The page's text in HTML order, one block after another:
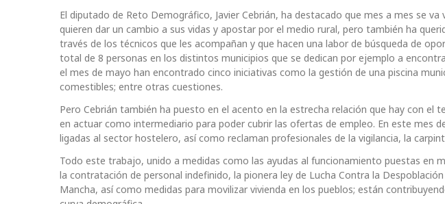
El diputado de Reto Demográfico, Javier Cebrián, ha destacado que mes a mes se
quieren dar un cambio a sus vidas y apostar por el medio rural, pero también ha
través de los técnicos que les acompañan y que hacen una labor de búsqueda de
total de 8 personas en los distintos municipios que se dedican por ejemplo a
el mes de mayo han encontrado cinco iniciativas como la gestión de una piscina
comestibles; entre otras cuestiones.
Pero Cebrián también ha puesto en el acento en la estrecha relación que hay con el
en actuar como intermediario para poder cubrir las ofertas de empleo. En este mes
ligadas al sector hostelero, así como reclaman profesionales de la vigilancia, la
Todo este trabajo, unido a medidas como las ayudas al funcionamiento puestas en
la contratación de personal indefinido, la pionera ley de Lucha Contra la
Mancha, así como medidas para movilizar vivienda en los pueblos; están